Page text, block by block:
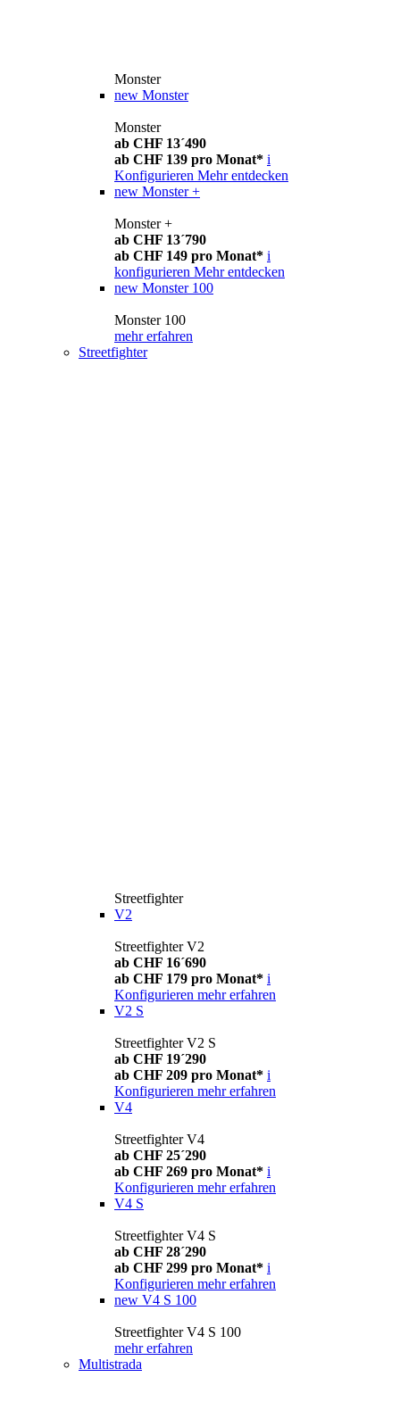
Monster
new Monster
Monster
ab CHF 13´490
ab CHF 139 pro Monat* i
Konfigurieren Mehr entdecken
new Monster +
Monster +
ab CHF 13´790
ab CHF 149 pro Monat* i
konfigurieren Mehr entdecken
new Monster 100
Monster 100
mehr erfahren
Streetfighter
Streetfighter
V2
Streetfighter V2
ab CHF 16´690
ab CHF 179 pro Monat* i
Konfigurieren mehr erfahren
V2 S
Streetfighter V2 S
ab CHF 19´290
ab CHF 209 pro Monat* i
Konfigurieren mehr erfahren
V4
Streetfighter V4
ab CHF 25´290
ab CHF 269 pro Monat* i
Konfigurieren mehr erfahren
V4 S
Streetfighter V4 S
ab CHF 28´290
ab CHF 299 pro Monat* i
Konfigurieren mehr erfahren
new V4 S 100
Streetfighter V4 S 100
mehr erfahren
Multistrada